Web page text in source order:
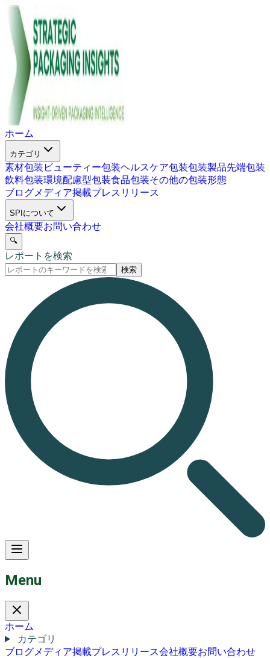
ホーム
カテゴリ
素材包装 ビューティー包装ヘルスケア包装包装製品先端包装
飲料包装環境配慮型包装食品包装その他の包装形態
ブログメディア掲載プレスリリース
SPIについて
会社概要お問い合わせ
🔍
レポートを検索
検索
Menu
ホーム
カテゴリ
ブログメディア掲載プレスリリース会社概要お問い合わせ